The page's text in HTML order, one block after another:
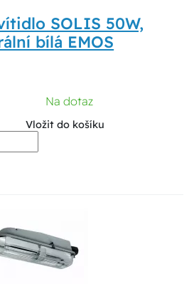
SOLIS 50W,
bílá EMOS
Na dotaz
Vložit do košíku